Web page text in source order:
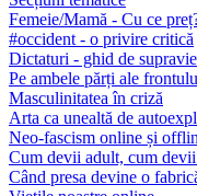
Femeie/Mamă - Cu ce
#occident - o privire critică
Dictaturi - ghid de
Pe ambele părți ale
Masculinitatea în criză
Arta ca unealtă de
Neo-fascism online și
Cum devii adult, cum
Când presa devine o